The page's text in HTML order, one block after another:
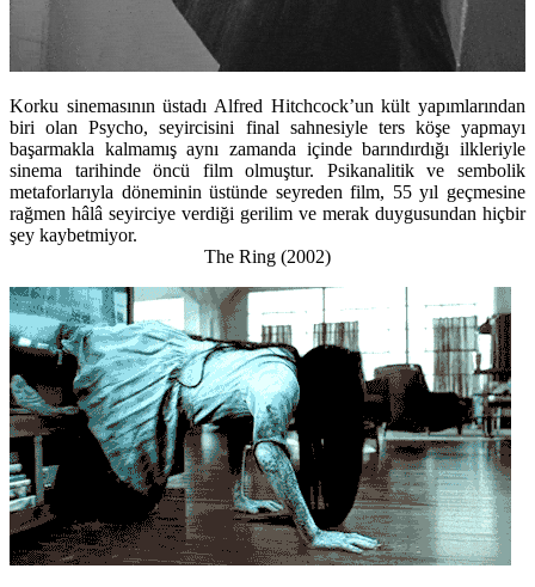
Korku sinemasının üstadı Alfred Hitchcock’un kült yapımlarından
biri olan Psycho, seyircisini final sahnesiyle ters köşe yapmayı
başarmakla kalmamış aynı zamanda içinde barındırdığı ilkleriyle
sinema tarihinde öncü film olmuştur. Psikanalitik ve sembolik
metaforlarıyla döneminin üstünde seyreden film, 55 yıl geçmesine
rağmen hâlâ seyirciye verdiği gerilim ve merak duygusundan hiçbir
şey kaybetmiyor.
The Ring (2002)